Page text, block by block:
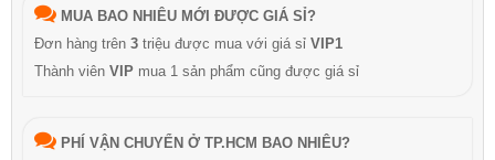
MUA BAO NHIÊU MỚI ĐƯỢC GIÁ SỈ?
Đơn hàng trên 3 triệu được mua với giá sỉ VIP1
Thành viên VIP mua 1 sản phẩm cũng được giá sỉ
PHÍ VẬN CHUYỂN Ở TP.HCM BAO NHIÊU?